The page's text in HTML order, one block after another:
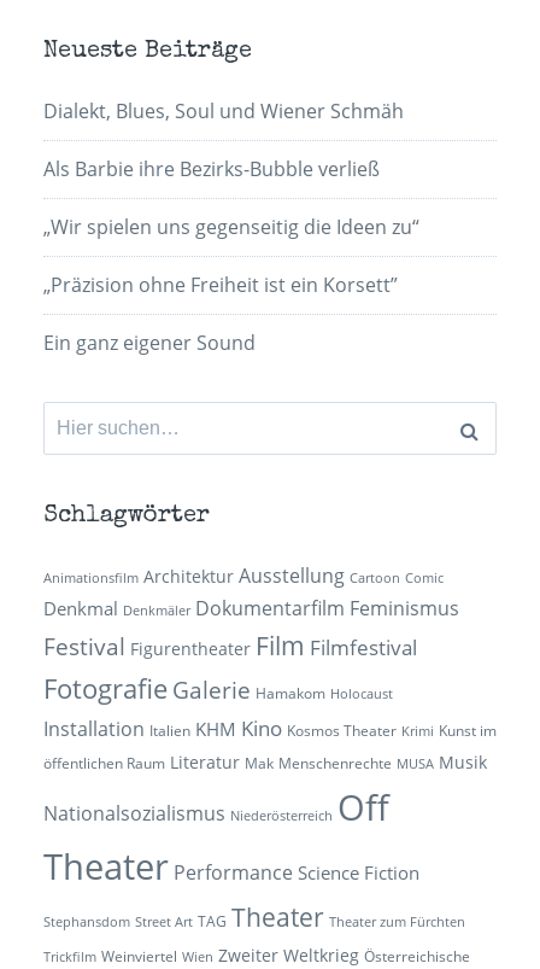
Neueste Beiträge
Dialekt, Blues, Soul und Wiener Schmäh
Als Barbie ihre Bezirks-Bubble verließ
„Wir spielen uns gegenseitig die Ideen zu“
„Präzision ohne Freiheit ist ein Korsett”
Ein ganz eigener Sound
Suchen
nach:
Schlagwörter
Animationsfilm Architektur Ausstellung Cartoon Comic
Denkmal Denkmäler Dokumentarfilm Feminismus
Festival Figurentheater Film Filmfestival
Fotografie Galerie Hamakom Holocaust
Installation Italien KHM Kino Kosmos Theater Krimi Kunst im
öffentlichen Raum Literatur Mak Menschenrechte MUSA Musik
Nationalsozialismus Niederösterreich Off
Theater Performance Science Fiction
Stephansdom Street Art TAG Theater Theater zum Fürchten
Trickfilm Weinviertel Wien Zweiter Weltkrieg Österreichische